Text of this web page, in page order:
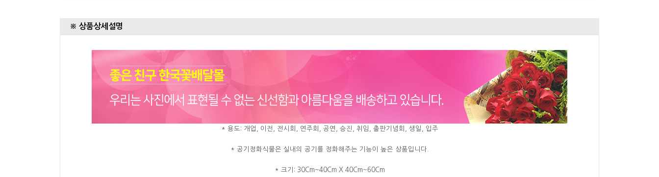
※ 상품상세설명
* 용도: 개업, 이전, 전시회, 연주회, 공연, 승진, 취임, 출판기념회, 생일, 입주
* 공기정화식물은 실내의 공기를 정화해주는 기능이 높은 상품입니다.
* 크기: 30Cm~40Cm X 40Cm~60Cm